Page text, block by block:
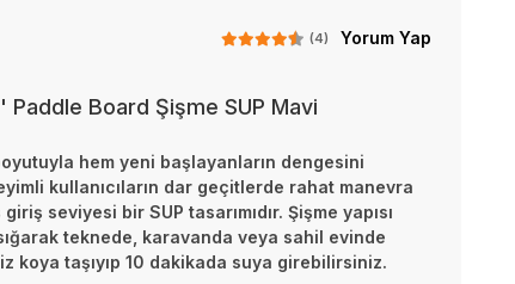
(4)
Yorum Yap
Paddle Board Şişme SUP Mavi
hem yeni başlayanların dengesini
kullanıcıların dar geçitlerde rahat manevra
seviyesi bir SUP tasarımıdır. Şişme yapısı
teknede, karavanda veya sahil evinde
koya taşıyıp 10 dakikada suya girebilirsiniz.